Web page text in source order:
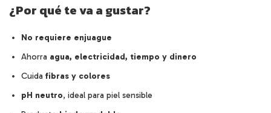
¿Por qué te va a gustar?
No requiere enjuague
Ahorra agua, electricidad, tiempo y dinero
Cuida fibras y colores
pH neutro, ideal para piel sensible